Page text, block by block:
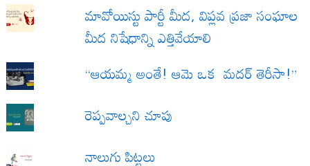
మావోయిస్టు పార్టీ మీద, విప్లవ ప్రజా సంఘాల
మీద నిషేధాన్ని ఎత్తివేయాలి
“ఆయమ్మ అంతే! ఆమె ఒక మదర్ తెరీసా!”
రెప్పవాల్చని చూపు
నాలుగు పిట్టలు